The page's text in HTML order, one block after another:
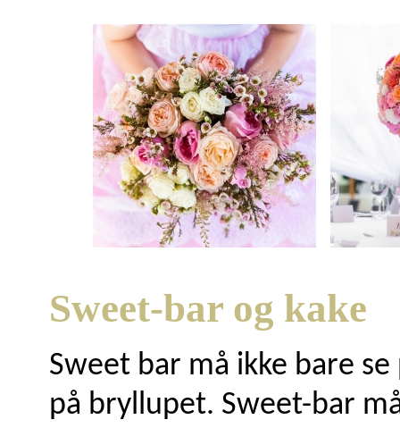
Sweet-bar og kake
Sweet bar må ikke bare
på bryllupet. Sweet-bar